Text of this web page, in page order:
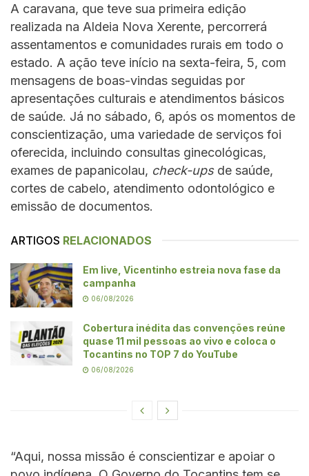
A caravana, que teve sua primeira edição
realizada na Aldeia Nova Xerente, percorrerá
assentamentos e comunidades rurais em todo o
estado. A ação teve início na sexta-feira, 5, com
mensagens de boas-vindas seguidas por
apresentações culturais e atendimentos básicos
de saúde. Já no sábado, 6, após os momentos de
conscientização, uma variedade de serviços foi
oferecida, incluindo consultas ginecológicas,
exames de papanicolau, check-upsde saúde,
cortes de cabelo, atendimento odontológico e
emissão de documentos.
ARTIGOS RELACIONADOS
Em live, Vicentinho estreia nova fase da
campanha
06/08/2026
Cobertura inédita das convenções reúne
quase 11 mil pessoas ao vivo e coloca o
Tocantins no TOP 7 do YouTube
06/08/2026
“Aqui, nossa missão é conscientizar e apoiar o